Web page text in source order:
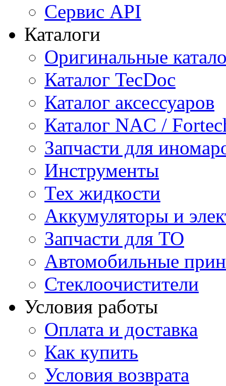
Сервис API
Каталоги
Оригинальные
Каталог TecDoc
Каталог аксессуаров
Каталог NAC /
Запчасти для
Инструменты
Тех жидкости
Аккумуляторы и
Запчасти для ТО
Автомобильные
Стеклоочистители
Условия работы
Оплата и доставка
Как купить
Условия возврата